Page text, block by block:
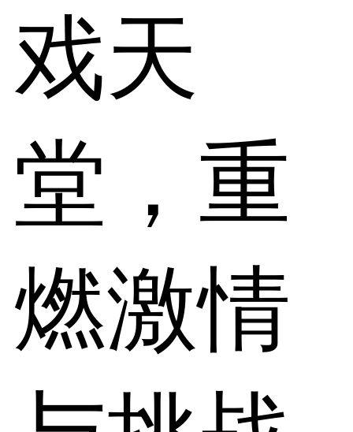
戏天
堂，重
燃激情